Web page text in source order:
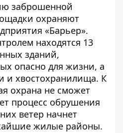
заброшенной
охраняют
«Барьер».
находятся 13
зданий,
опасно для жизни, а
и хвостохранилища. К
охрана не сможет
процесс обрушения
ветер начнет
жилые районы.